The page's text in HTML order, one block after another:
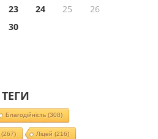
23 24 25
26
30
ТЕГИ
Благодійність (308)
(267) Ліцей (216)